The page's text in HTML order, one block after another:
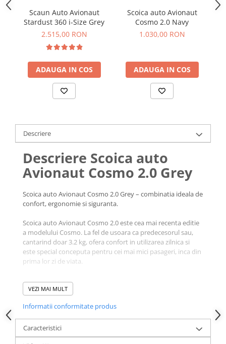
Scaun Auto Avionaut
Stardust 360 i-Size Grey
2.515,00 RON
ADAUGA IN COS
Scoica auto Avionaut
Cosmo 2.0 Navy
1.030,00 RON
ADAUGA IN COS
Descriere
Descriere Scoica auto
Avionaut Cosmo 2.0 Grey
Scoica auto Avionaut Cosmo 2.0 Grey – combinatia ideala de
confort, ergonomie si siguranta.
Scoica auto Avionaut Cosmo 2.0 este cea mai recenta editie
a modelului Cosmo. La fel de usoara ca predecesorul sau,
cantarind doar 3.2 kg, ofera confort in utilizarea zilnica si
este special conceputa pentru cei mai mici pasageri, inca din
prima lor zi de viata.
Scoica auto Avionaut Cosmo 2.0 este conceputa avand la
baza trei principii fundamentale: confort, ergonomie si
adapteaza perfect atat nevoilor tale, cat si celor ale copilului
tau.
Datorita materialelor moi si placute la atingere, precum si a
VEZI MAI MULT
Informatii conformitate produs
Caracteristici